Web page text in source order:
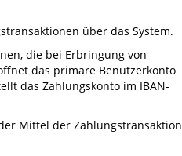
über das System.
die bei Erbringung von
das primäre Benutzerkonto
das Zahlungskonto im IBAN-
Mittel der Zahlungstransaktion